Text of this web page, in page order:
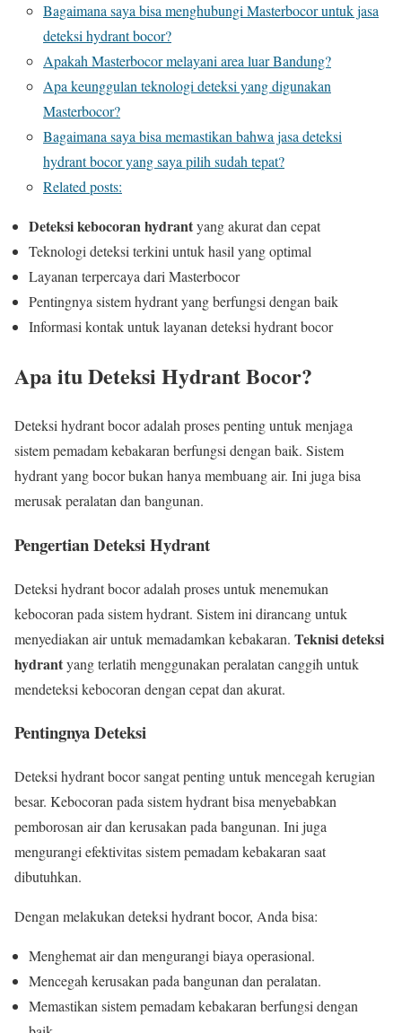
Bagaimana saya bisa menghubungi Masterbocor untuk jasa
deteksi hydrant bocor?
Apakah Masterbocor melayani area luar Bandung?
Apa keunggulan teknologi deteksi yang digunakan
Masterbocor?
Bagaimana saya bisa memastikan bahwa jasa deteksi
hydrant bocor yang saya pilih sudah tepat?
Related posts:
Deteksi kebocoran hydrantyang akurat dan cepat
Teknologi deteksi terkini untuk hasil yang optimal
Layanan terpercaya dari Masterbocor
Pentingnya sistem hydrant yang berfungsi dengan baik
Informasi kontak untuk layanan deteksi hydrant bocor
Apa itu Deteksi Hydrant Bocor?
Deteksi hydrant bocor adalah proses penting untuk menjaga
sistem pemadam kebakaran berfungsi dengan baik. Sistem
hydrant yang bocor bukan hanya membuang air. Ini juga bisa
merusak peralatan dan bangunan.
Pengertian Deteksi Hydrant
Deteksi hydrant bocor adalah proses untuk menemukan
kebocoran pada sistem hydrant. Sistem ini dirancang untuk
menyediakan air untuk memadamkan kebakaran. Teknisi deteksi
hydrantyang terlatih menggunakan peralatan canggih untuk
mendeteksi kebocoran dengan cepat dan akurat.
Pentingnya Deteksi
Deteksi hydrant bocor sangat penting untuk mencegah kerugian
besar. Kebocoran pada sistem hydrant bisa menyebabkan
pemborosan air dan kerusakan pada bangunan. Ini juga
mengurangi efektivitas sistem pemadam kebakaran saat
dibutuhkan.
Dengan melakukan deteksi hydrant bocor, Anda bisa:
Menghemat air dan mengurangi biaya operasional.
Mencegah kerusakan pada bangunan dan peralatan.
Memastikan sistem pemadam kebakaran berfungsi dengan